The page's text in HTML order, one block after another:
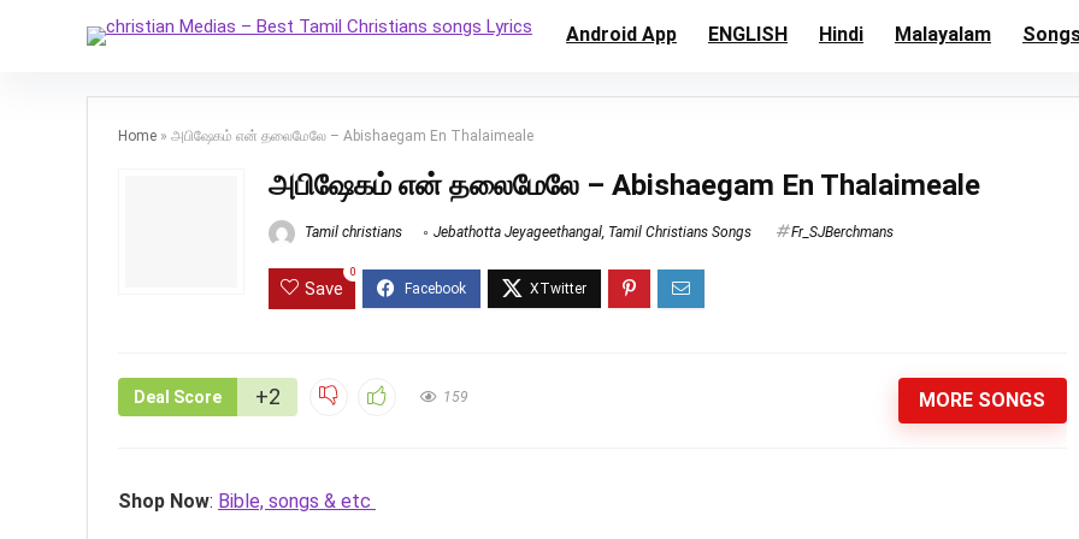
Android App ENGLISH Hindi Malayalam
Home » அபிஷேகம் என் தலைமேலே – Abishaegam En Thalaimeale
அபிஷேகம் என் தலைமேலே – Abishaegam En Thalaimeale
Tamil christians Jebathotta Jeyageethangal, Tamil Christians Songs Fr_SJBerchmans
Save
0
Deal Score +2 159 MORE SONGS
Shop Now: Bible, songs & etc